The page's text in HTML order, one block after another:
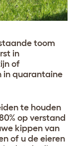
toom
in
of
in quarantaine
te houden
op verstand
kippen van
of u de eieren